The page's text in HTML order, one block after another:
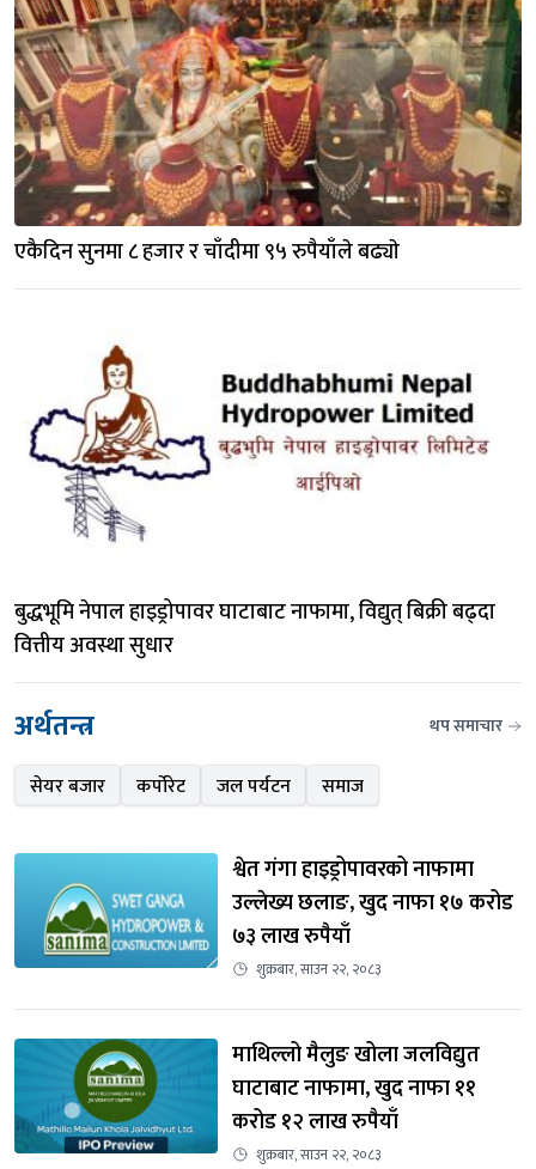
एकैदिन सुनमा ८ हजार र चाँदीमा ९५ रुपैयाँले बढ्याे
बुद्धभूमि नेपाल हाइड्रोपावर घाटाबाट नाफामा, विद्युत् बिक्री बढ्दा
वित्तीय अवस्था सुधार
अर्थतन्त्र थप समाचार
सेयर बजार कर्पोरेट जल पर्यटन समाज
श्वेत गंगा हाइड्रोपावरको नाफामा
उल्लेख्य छलाङ, खुद नाफा १७ करोड
७३ लाख रुपैयाँ
शुक्रबार, साउन २२, २०८३
माथिल्लो मैलुङ खोला जलविद्युत
घाटाबाट नाफामा, खुद नाफा ११
करोड १२ लाख रुपैयाँ
शुक्रबार, साउन २२, २०८३